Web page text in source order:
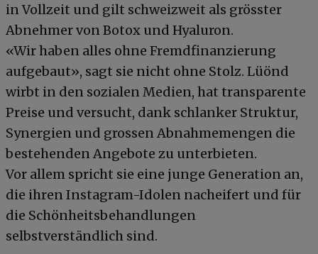
in Vollzeit und gilt schweizweit als grösster
Abnehmer von Botox und Hyaluron.
«Wir haben alles ohne Fremdfinanzierung
aufgebaut», sagt sie nicht ohne Stolz. Lüönd
wirbt in den sozialen Medien, hat transparente
Preise und versucht, dank schlanker Struktur,
Synergien und grossen Abnahmemengen die
bestehenden Angebote zu unterbieten.
Vor allem spricht sie eine junge Generation an,
die ihren Instagram-Idolen nacheifert und für
die Schönheitsbehandlungen
selbstverständlich sind.